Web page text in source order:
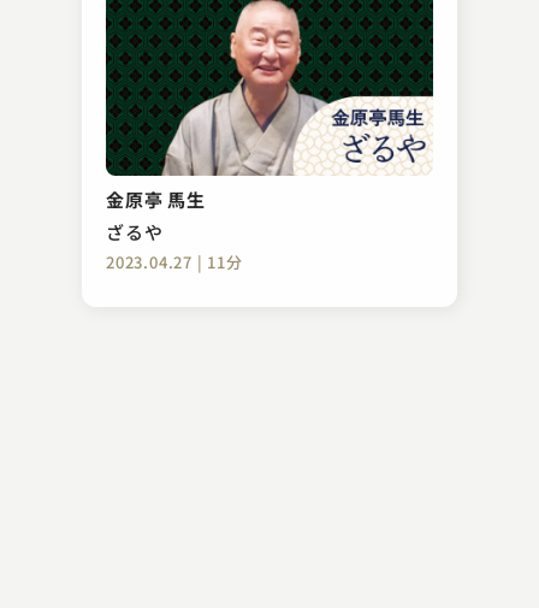
金原亭 馬生
ざるや
2023.04.27 | 11分
柳家 小里ん
真田小僧
2023.03.13 | 12分